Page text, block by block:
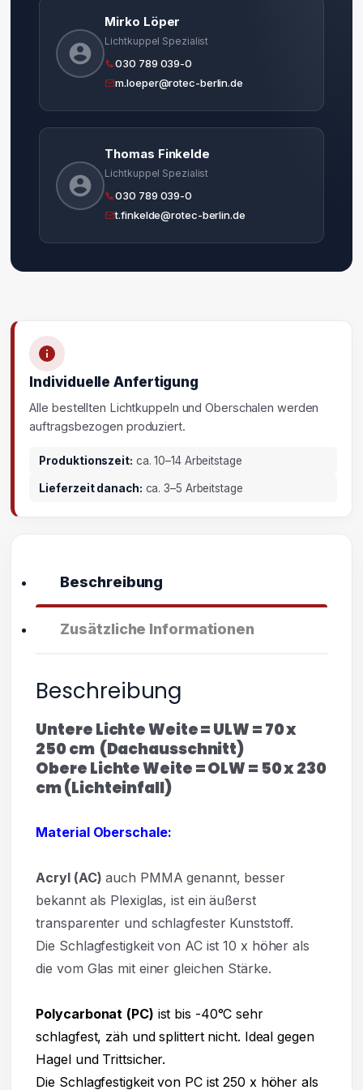
Mirko Löper
Lichtkuppel Spezialist
030 789 039-0
m.loeper@rotec-berlin.de
Thomas Finkelde
Lichtkuppel Spezialist
030 789 039-0
t.finkelde@rotec-berlin.de
Individuelle Anfertigung
Alle bestellten Lichtkuppeln und Oberschalen werden
auftragsbezogen produziert.
Produktionszeit: ca. 10–14 Arbeitstage
Lieferzeit danach: ca. 3–5 Arbeitstage
Beschreibung
Zusätzliche Informationen
Beschreibung
Untere Lichte Weite = ULW = 70 x
250 cm (Dachausschnitt)
Obere Lichte Weite = OLW = 50 x 230
cm (Lichteinfall)
Material Oberschale:
Acryl (AC) auch PMMA genannt, besser
bekannt als Plexiglas, ist ein äußerst
transparenter und schlagfester Kunststoff.
Die Schlagfestigkeit von AC ist 10 x höher als
die vom Glas mit einer gleichen Stärke.
Polycarbonat (PC) ist bis -40°C sehr
schlagfest, zäh und splittert nicht. Ideal gegen
Hagel und Trittsicher.
Die Schlagfestigkeit von PC ist 250 x höher als